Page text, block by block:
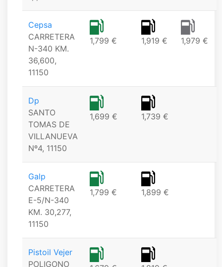
Cepsa
CARRETERA
N-340 KM.
36,600,
11150
1,799 € 1,919 € 1,979 €
Dp
SANTO
TOMAS DE
VILLANUEVA
Nº4, 11150
1,699 € 1,739 €
Galp
CARRETERA
E-5/N-340
KM. 30,277,
11150
1,799 € 1,899 €
Pistoil Vejer
POLIGONO